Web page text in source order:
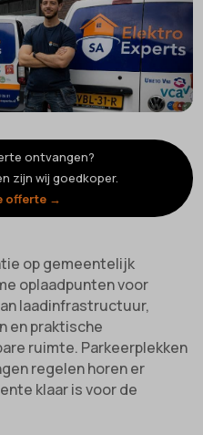
ontvangen?
zijn wij goedkoper.
offerte →
op gemeentelijk
oplaadpunten voor
laadinfrastructuur,
en praktische
ruimte. Parkeerplekken
regelen horen er
klaar is voor de